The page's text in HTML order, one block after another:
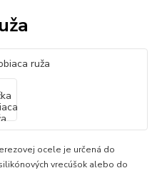
ocele je určená do
vrecúšok alebo do